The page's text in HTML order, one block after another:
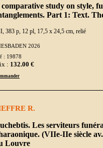
comparative study on style,
Part 1: Text.
383 p, 12 pl, 17,5 x 24,5 cm, relié
2026
: 19878
: 132.00 €
R.
Les serviteurs
(VIIe-IIe siècle
Louvre